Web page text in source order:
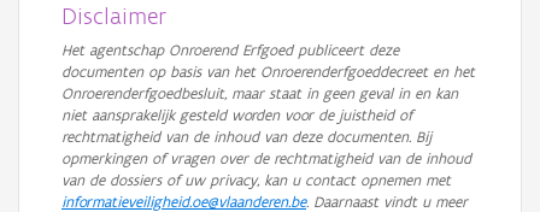
Disclaimer
Het agentschap Onroerend Erfgoed publiceert deze
documenten op basis van het Onroerenderfgoeddecreet en het
Onroerenderfgoedbesluit, maar staat in geen geval in en kan
niet aansprakelijk gesteld worden voor de juistheid of
rechtmatigheid van de inhoud van deze documenten. Bij
opmerkingen of vragen over de rechtmatigheid van de inhoud
van de dossiers of uw privacy, kan u contact opnemen met
informatieveiligheid.oe@vlaanderen.be. Daarnaast vindt u meer